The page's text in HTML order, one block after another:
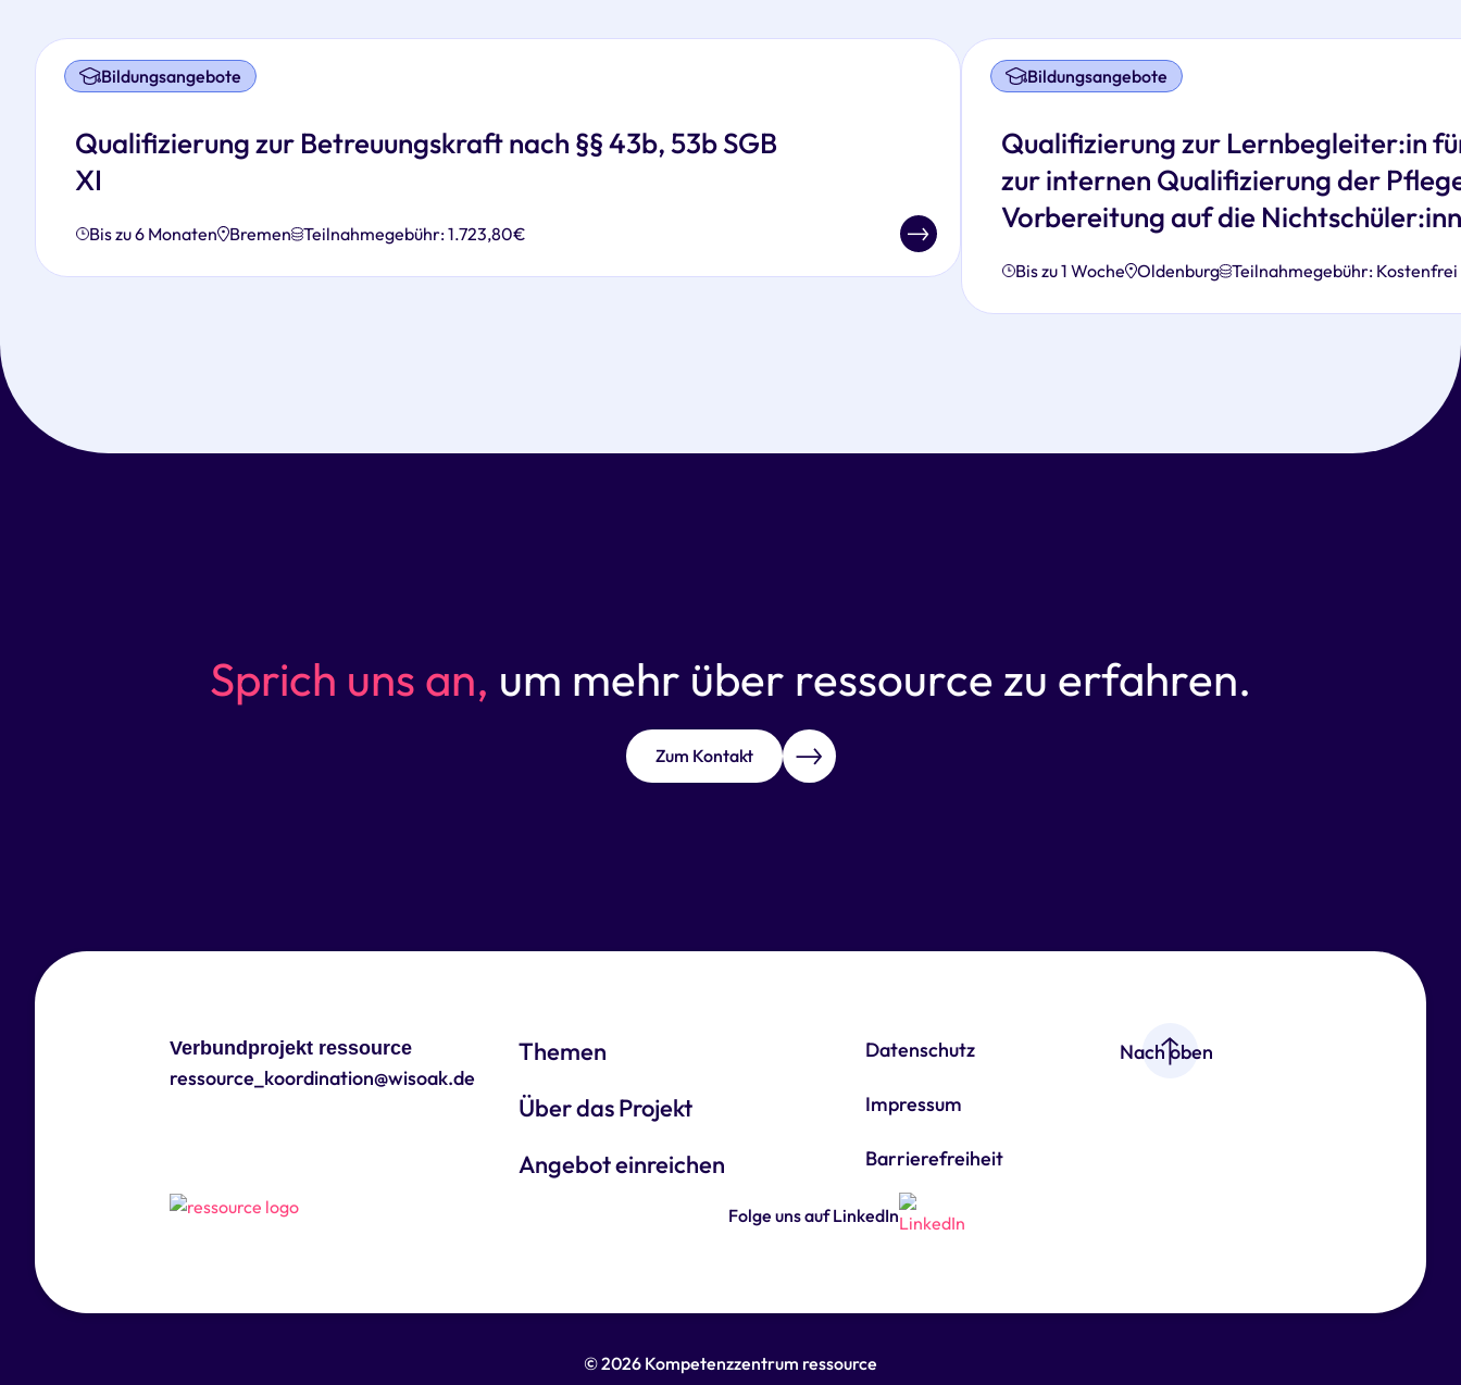
Bildungsangebote
Qualifizierung zur Betreuungskraft nach §§ 43b, 53b SGB
XI
Bis zu 6 Monaten Bremen Teilnahmegebühr: 1.723,80€
Bildungsangebote
Qualifizierung zur Lernbegleiter:in
zur internen Qualifizierung der
Vorbereitung auf die
Bis zu 1 Woche Oldenburg Teilnahmegebühr: Kostenfrei
Sprich uns an, um mehr über ressource zu erfahren.
Zum Kontakt
Verbundprojekt ressource
ressource_koordination@wisoak.de
Themen
Über das Projekt
Angebot einreichen
Datenschutz
Impressum
Barrierefreiheit
Nach oben
Folge uns auf LinkedIn
© 2026 Kompetenzzentrum ressource